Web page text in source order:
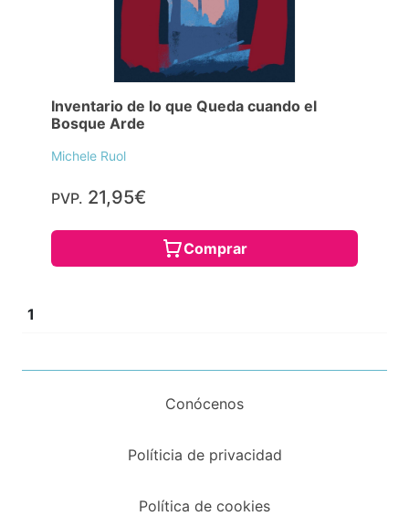
Inventario de lo que Queda cuando el
Bosque Arde
Michele Ruol
PVP. 21,95€
Comprar
1
Conócenos
Políticia de privacidad
Política de cookies